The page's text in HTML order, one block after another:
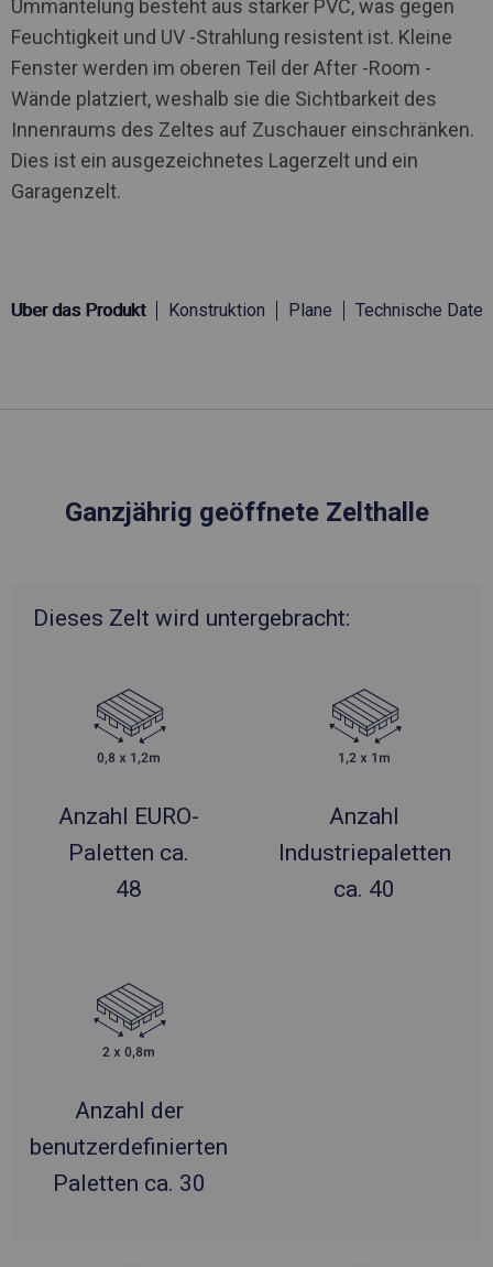
Ummantelung besteht aus starker PVC, was gegen
Feuchtigkeit und UV -Strahlung resistent ist. Kleine
Fenster werden im oberen Teil der After -Room -
Wände platziert, weshalb sie die Sichtbarkeit des
Innenraums des Zeltes auf Zuschauer einschränken.
Dies ist ein ausgezeichnetes Lagerzelt und ein
Garagenzelt.
Über das Produkt Konstruktion Plane Technische Daten
Ganzjährig geöffnete Zelthalle
Dieses Zelt wird untergebracht:
Anzahl EURO-
Paletten ca.
48
Anzahl
Industriepaletten
ca. 40
Anzahl der
benutzerdefinierten
Paletten ca. 30